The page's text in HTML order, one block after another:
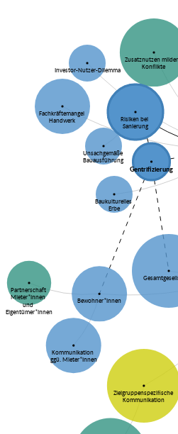
Bewohner*innen
Zielgruppenspezifische
Kommunikation
Zusatznutzen
Konflikte
Investor-Nutzer-Dilemma
Baukulturelles
Erbe
Fachkräftemangel
Handwerk Risiken bei
Sanierung
Partnerschaft
Mieter*innen
und
Eigentümer*innen
Kommunikation
ggü. Mieter*innen
Gentrifizierung
Unsachgemäße
Bauausführung